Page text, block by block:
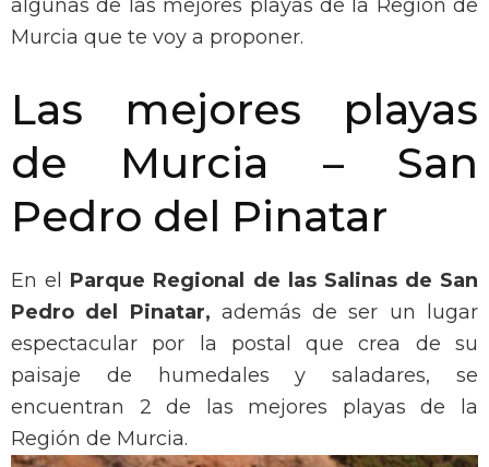
algunas de las mejores playas de la Región de
Murcia que te voy a proponer.
Las mejores playas
de Murcia – San
Pedro del Pinatar
En el Parque Regional de las Salinas de San
Pedro del Pinatar, además de ser un lugar
espectacular por la postal que crea de su
paisaje de humedales y saladares, se
encuentran 2 de las mejores playas de la
Región de Murcia.